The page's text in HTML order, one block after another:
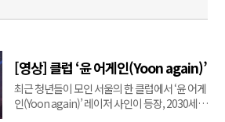
[영상] 클럽 ‘윤 어게인(Yoon again)’
최근 청년들이 모인 서울의 한 클럽에서 ‘윤 어게
인(Yoon again)’ 레이저 사인이 등장, 2030세대